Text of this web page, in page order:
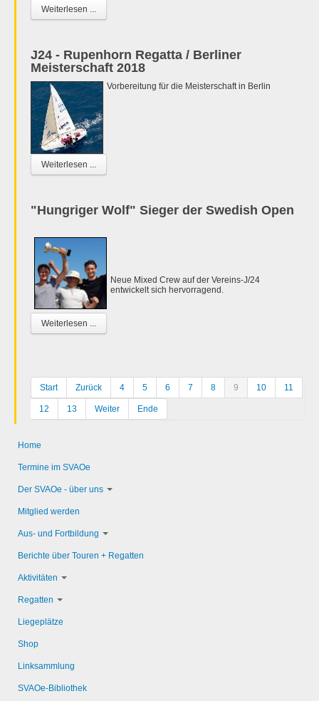
Weiterlesen ...
J24 - Rupenhorn Regatta / Berliner
Meisterschaft 2018
Vorbereitung für die Meisterschaft in Berlin
Weiterlesen ...
"Hungriger Wolf" Sieger der Swedish Open
Neue Mixed Crew auf der Vereins-J/24
entwickelt sich hervorragend.
Weiterlesen ...
Start Zurück 4 5 6 7 8 9 10 11
12 13 Weiter Ende
Home
Termine im SVAOe
Der SVAOe - über uns
Mitglied werden
Aus- und Fortbildung
Berichte über Touren + Regatten
Aktivitäten
Regatten
Liegeplätze
Shop
Linksammlung
SVAOe-Bibliothek